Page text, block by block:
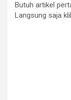
Butuh artikel
Langsung saja